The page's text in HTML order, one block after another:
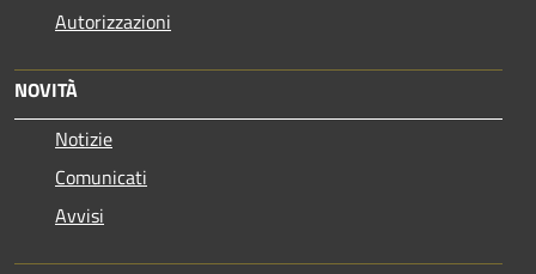
Autorizzazioni
NOVITÀ
Notizie
Comunicati
Avvisi